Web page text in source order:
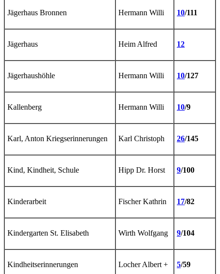
Jägerhaus Bronnen Hermann Willi 10/111
Jägerhaus Heim Alfred 12
Jägerhaushöhle Hermann Willi 10/127
Kallenberg Hermann Willi 10/9
Karl, Anton Kriegserinnerungen Karl Christoph 26/145
Kind, Kindheit, Schule Hipp Dr. Horst 9/100
Kinderarbeit Fischer Kathrin 17/82
Kindergarten St. Elisabeth Wirth Wolfgang 9/104
Kindheitserinnerungen Locher Albert + 5/59